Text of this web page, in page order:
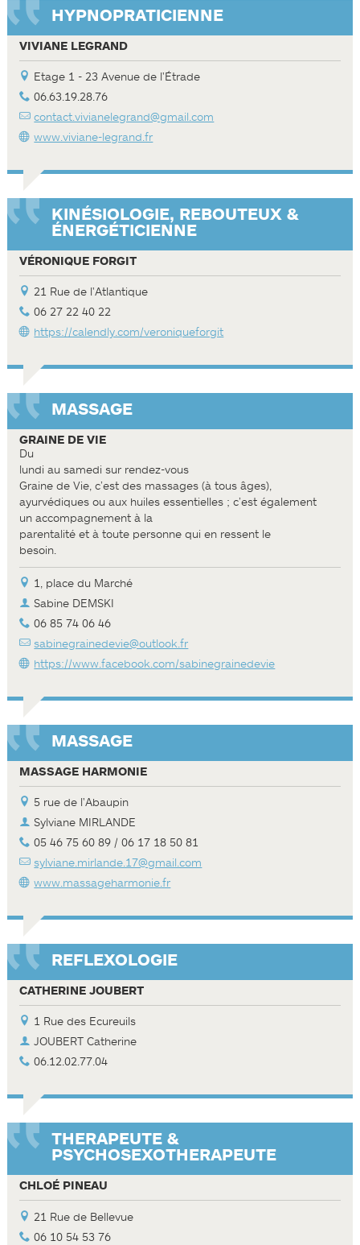
HYPNOPRATICIENNE
VIVIANE LEGRAND
Etage 1 - 23 Avenue de l'Étrade
06.63.19.28.76
contact.vivianelegrand@gmail.com
www.viviane-legrand.fr
KINÉSIOLOGIE, REBOUTEUX &
ÉNERGÉTICIENNE
VÉRONIQUE FORGIT
21 Rue de l'Atlantique
06 27 22 40 22
https://calendly.com/veroniqueforgit
MASSAGE
GRAINE DE VIE
Du
lundi au samedi sur rendez-vous
Graine de Vie, c’est des massages (à tous âges),
ayurvédiques ou aux huiles essentielles ; c’est également
un accompagnement à la
parentalité et à toute personne qui en ressent le
besoin.
1, place du Marché
Sabine DEMSKI
06 85 74 06 46
sabinegrainedevie@outlook.fr
https://www.facebook.com/sabinegrainedevie
MASSAGE
MASSAGE HARMONIE
5 rue de l'Abaupin
Sylviane MIRLANDE
05 46 75 60 89 / 06 17 18 50 81
sylviane.mirlande.17@gmail.com
www.massage­harmonie.fr
REFLEXOLOGIE
CATHERINE JOUBERT
1 Rue des Ecureuils
JOUBERT Catherine
06.12.02.77.04
THERAPEUTE &
PSYCHOSEXOTHERAPEUTE
CHLOÉ PINEAU
21 Rue de Bellevue
06 10 54 53 76